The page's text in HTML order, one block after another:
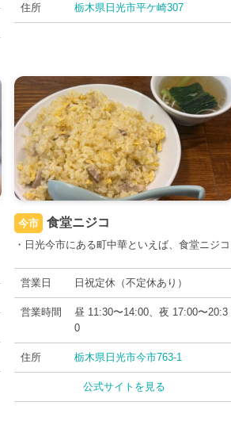
住所 栃木県日光市平ケ崎307
今市 食堂ニジコ
・日光今市にある町中華といえば、食堂ニジコ
営業日 日祝定休（不定休あり）
営業時間
昼 11:30〜14:00、夜 17:00〜20:3
0
住所 栃木県日光市今市763-1
公式サイトを見る